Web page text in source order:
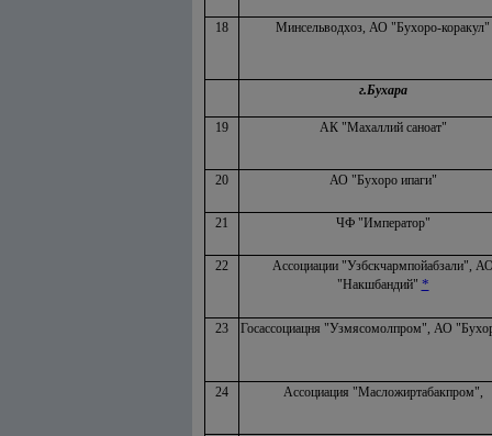
18 Минсельводхоз, АО "Бухоро-коракул"
г.Бухара
19 АК "Махаллий саноат"
20 АО "Бухоро ипаги"
21 ЧФ "Император"
22
Ассоциации "Узбскчармпойабзали",
"Накшбандий" *
23 Госассоциацня "Узмясомолпром", АО
24 Ассоциация "Масложиртабакпром",